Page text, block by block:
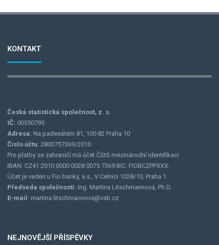
KONTAKT
Česká statistická společnost, z. s.
IČ: 00550795
Adresa: Na padesátém 81, 100 82 Praha 10
Číslo účtu: 2800757369/2010
Pro platby ze zahraničí má účet ČStS mezinárodní identifikaci
IBAN: CZ41 2010 0000 0028 0075 7369 BIC: FIOBCZPPXXX.
Účet je veden u Fio banky, a.s., V Celnici 1028/10, Praha 1.
Předseda společnosti: Ing. Martina Litschmannová, Ph.D.
E-mail: martina.litschmannova@vsb.cz
NEJNOVĚJŠÍ PŘÍSPĚVKY